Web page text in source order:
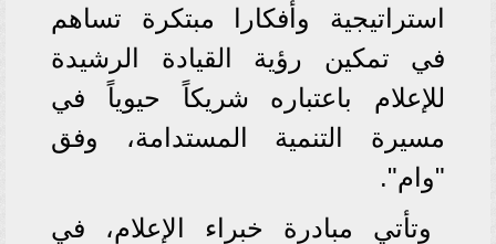
استراتيجية وأفكارا مبتكرة تساهم
في تمكين رؤية القيادة الرشيدة
للإعلام باعتباره شريكاً حيوياً في
مسيرة التنمية المستدامة، وفق
"وام".
وتأتي مبادرة خبراء الإعلام، في